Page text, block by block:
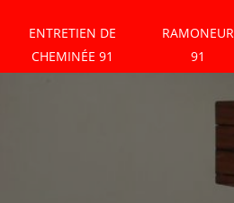
ENTRETIEN DE
CHEMINÉE 91
RAMONEUR
91